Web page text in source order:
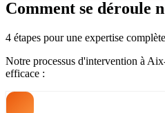
Comment se déroule
4 étapes pour une expertise complète
Notre processus d'intervention à
efficace :